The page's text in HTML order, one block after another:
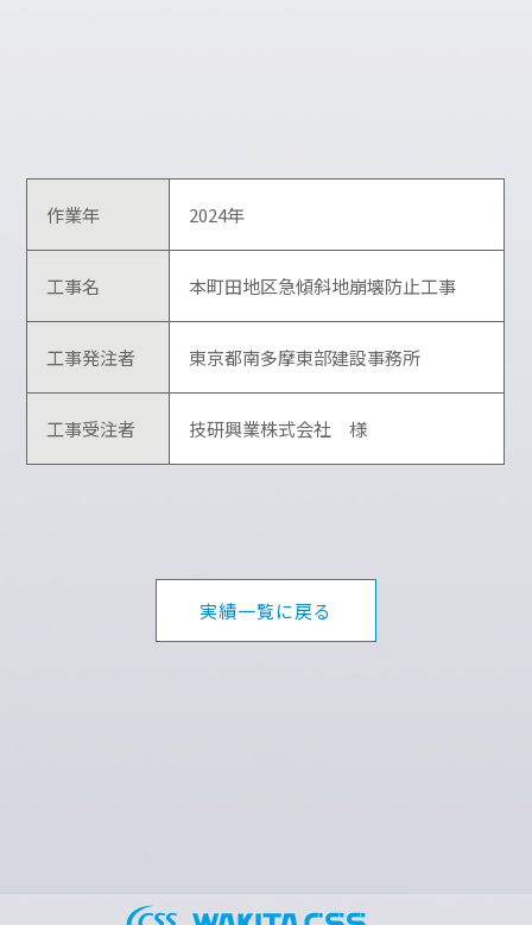
作業年 2024年
工事名 本町田地区急傾斜地崩壊防止工事
工事発注者 東京都南多摩東部建設事務所
工事受注者 技研興業株式会社 様
実績一覧に戻る